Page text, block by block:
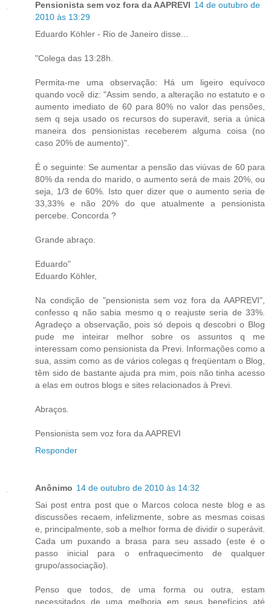
Pensionista sem voz fora da AAPREVI 14 de outubro de
2010 às 13:29
Eduardo Köhler - Rio de Janeiro disse...
"Colega das 13:28h.
Permita-me uma observação: Há um ligeiro equívoco
quando você diz: "Assim sendo, a alteração no estatuto e o
aumento imediato de 60 para 80% no valor das pensões,
sem q seja usado os recursos do superavit, seria a única
maneira dos pensionistas receberem alguma coisa (no
caso 20% de aumento)".
É o seguinte: Se aumentar a pensão das viúvas de 60 para
80% da renda do marido, o aumento será de mais 20%, ou
seja, 1/3 de 60%. Isto quer dizer que o aumento seria de
33,33% e não 20% do que atualmente a pensionista
percebe. Concorda ?
Grande abraço.
Eduardo"
Eduardo Köhler,
Na condição de "pensionista sem voz fora da AAPREVI",
confesso q não sabia mesmo q o reajuste seria de 33%.
Agradeço a observação, pois só depois q descobri o Blog
pude me inteirar melhor sobre os assuntos q me
interessam como pensionista da Previ. Informações como a
sua, assim como as de vários colegas q freqüentam o Blog,
têm sido de bastante ajuda pra mim, pois não tinha acesso
a elas em outros blogs e sites relacionados à Previ.
Abraços.
Pensionista sem voz fora da AAPREVI
Responder
Anônimo 14 de outubro de 2010 às 14:32
Sai post entra post que o Marcos coloca neste blog e as
discussões recaem, infelizmente, sobre as mesmas coisas
e, principalmente, sob a melhor forma de dividir o superávit.
Cada um puxando a brasa para seu assado (este é o
passo inicial para o enfraquecimento de qualquer
grupo/associação).
Penso que todos, de uma forma ou outra, estam
necessitados de uma melhoria em seus benefícios até